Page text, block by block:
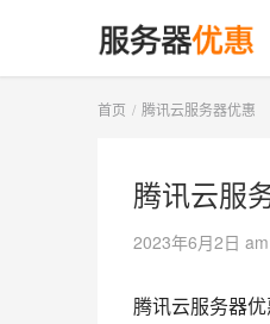
首页 腾讯云服务器优惠
腾讯云服
2023年6月2日
腾讯云服务器